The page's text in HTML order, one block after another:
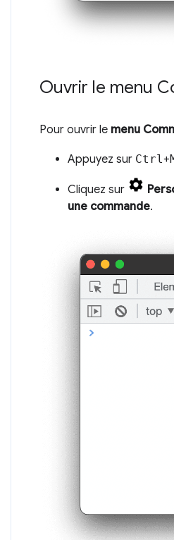
Ouvrir le menu
Pour ouvrir le menu
Appuyez sur Ctrl +
Cliquez sur
une commande.